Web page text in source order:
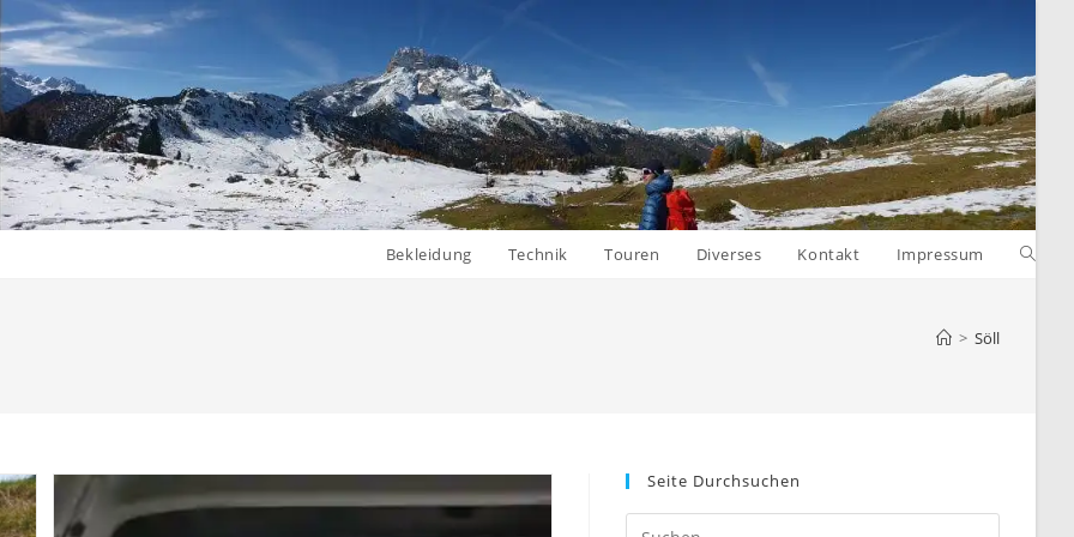
Bekleidung Technik Touren Diverses Kontakt Impressum
> Söll
Seite Durchsuchen